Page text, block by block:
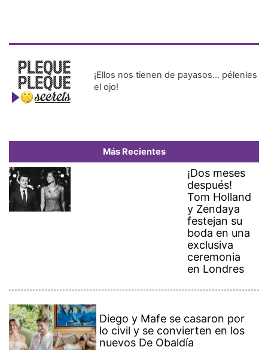
¡Ellos nos tienen de payasos… pélenles
el ojo!
Más Recientes
¡Dos meses
después!
Tom Holland
y Zendaya
festejan su
boda en una
exclusiva
ceremonia
en Londres
Diego y Mafe se casaron por
lo civil y se convierten en los
nuevos De Obaldía